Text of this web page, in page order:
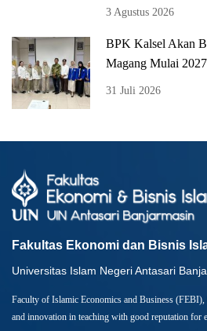
3 Agustus 2026
BPK Kalsel Akan
Magang Mulai
31 Juli 2026
Fakultas Ekonomi dan Bisnis
Universitas Islam Negeri Antasari
Faculty of Islamic Economics and Business
and innovation in teaching with good reputation for